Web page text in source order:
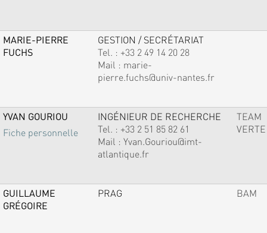
MARIE-PIERRE
FUCHS
GESTION / SECRÉTARIAT
Tel. : +33 2 49 14 20 28
Mail : marie-
pierre.fuchs@univ-nantes.fr
YVAN GOURIOU
Fiche personnelle
INGÉNIEUR DE RECHERCHE
Tel. : +33 2 51 85 82 61
Mail : Yvan.Gouriou@imt-
atlantique.fr
TEAM
VERTE
GUILLAUME
GRÉGOIRE
PRAG BAM